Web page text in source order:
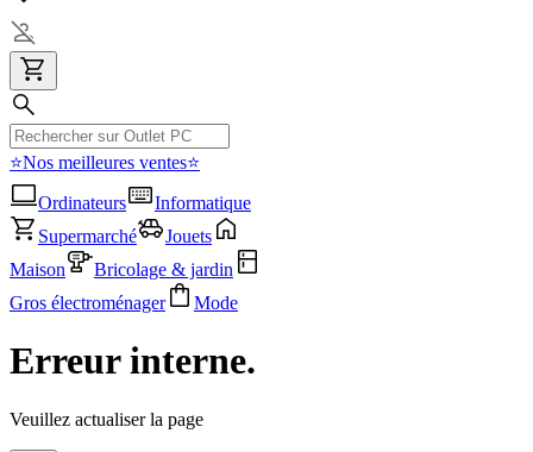
⭐Nos meilleures ventes⭐
Ordinateurs
Informatique
Supermarché
Jouets
Maison
Bricolage & jardin
Gros électroménager
Mode
Erreur interne.
Veuillez actualiser la page